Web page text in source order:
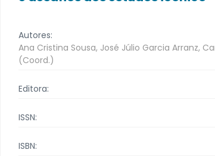
Autores:
Ana Cristina Sousa, José Júlio Garcia Arranz,
(Coord.)
Editora:
ISSN:
ISBN: